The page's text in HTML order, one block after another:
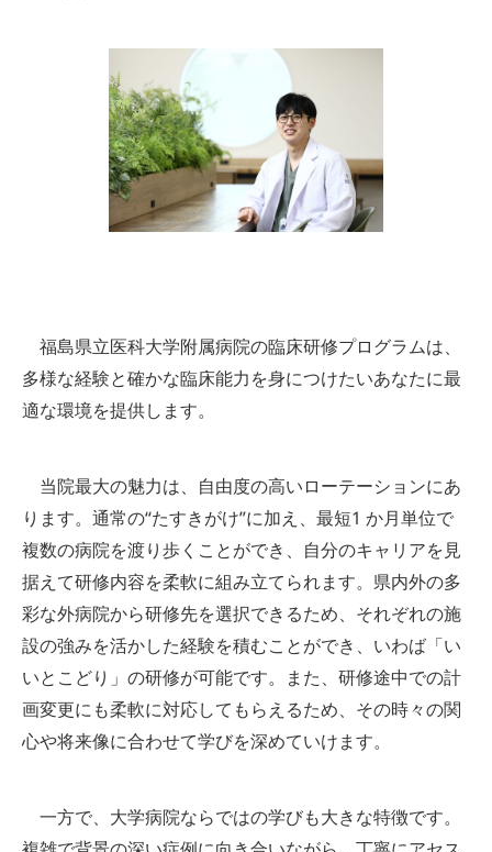
福島県⽴医科⼤学附属病院の臨床研修プログラムは、
多様な経験と確かな臨床能⼒を⾝につけたいあなたに最
適な環境を提供します。
当院最⼤の魅⼒は、⾃由度の⾼いローテーションにあ
ります。通常の“たすきがけ”に加え、最短1 か⽉単位で
複数の病院を渡り歩くことができ、⾃分のキャリアを⾒
据えて研修内容を柔軟に組み⽴てられます。県内外の多
彩な外病院から研修先を選択できるため、それぞれの施
設の強みを活かした経験を積むことができ、いわば「い
いとこどり」の研修が可能です。また、研修途中での計
画変更にも柔軟に対応してもらえるため、その時々の関
⼼や将来像に合わせて学びを深めていけます。
⼀⽅で、⼤学病院ならではの学びも⼤きな特徴です。